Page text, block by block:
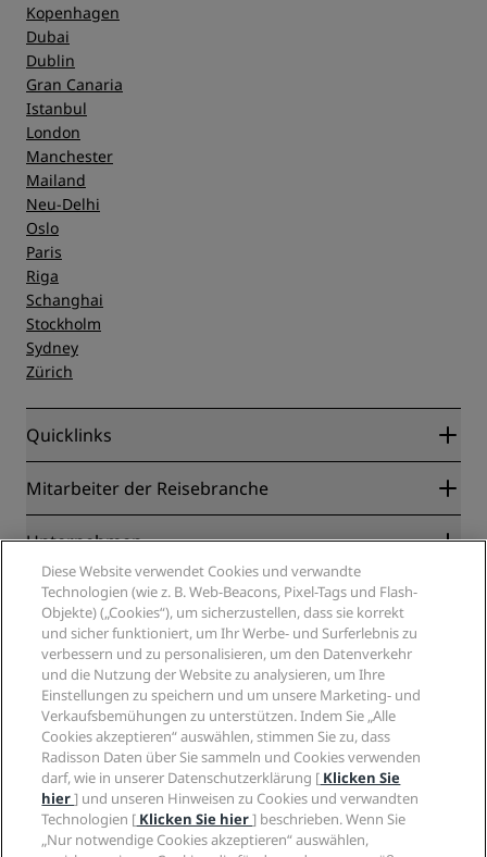
Kopenhagen
Dubai
Dublin
Gran Canaria
Istanbul
London
Manchester
Mailand
Neu-Delhi
Oslo
Paris
Riga
Schanghai
Stockholm
Sydney
Zürich
Quicklinks
Radisson Rewards
Blog
Neue und aufstrebende Hotels
Radisson Hotels APP
„Sports Approved“-Hotels
Familienfreundliche Hotels
Gesundheit & Sicherheit
Mitarbeiter der Reisebranche
Partner
Reisebüros
Unternehmen
Radisson Hotel Group
Medien
Karriere RHG
Karriere PPHE
Karrieren EHL
The Club by RHG
Entwicklungsmöglichkeiten
Responsible Business – Unser Engagement
Einkauf
Rechtliches
Privacy Centre
Rechtliche Hinweise
Radisson Rewards Geschäftsbedingungen
Website-Nutzungsvereinbarung
Digitale Barrierefreiheit
Moderne Sklaverei – Erklärung
Hilfe
Verbrauchermeldungen
Kontakt
FAQ
Inhaltsübersicht
Soziale Medien
Marken von Radisson Hotels
Diese Website verwendet Cookies und verwandte
Technologien (wie z. B. Web-Beacons, Pixel-Tags und Flash-
Objekte) („Cookies“), um sicherzustellen, dass sie korrekt
und sicher funktioniert, um Ihr Werbe- und Surferlebnis zu
verbessern und zu personalisieren, um den Datenverkehr
und die Nutzung der Website zu analysieren, um Ihre
Einstellungen zu speichern und um unsere Marketing- und
Verkaufsbemühungen zu unterstützen. Indem Sie „Alle
Cookies akzeptieren“ auswählen, stimmen Sie zu, dass
Radisson Daten über Sie sammeln und Cookies verwenden
darf, wie in unserer Datenschutzerklärung [ Klicken Sie
hier] und unseren Hinweisen zu Cookies und verwandten
Technologien [ Klicken Sie hier] beschrieben. Wenn Sie
„Nur notwendige Cookies akzeptieren“ auswählen,